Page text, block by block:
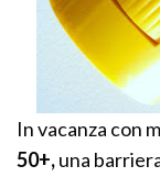
In vacanza con
50+,una